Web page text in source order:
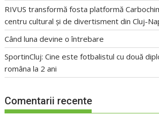
RIVUS transformă fosta platformă
centru cultural și de divertisment din Cluj-
Când luna devine o întrebare
SportinCluj: Cine este fotbalistul cu două
româna la 2 ani
Comentarii recente